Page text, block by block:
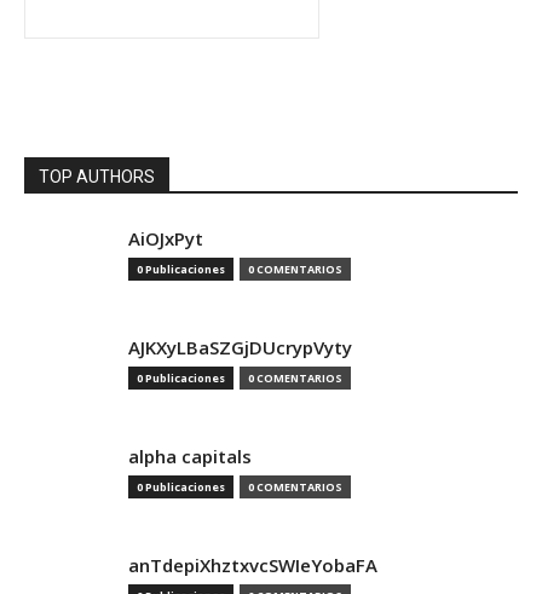
TOP AUTHORS
AiOJxPyt
0 Publicaciones 0 COMENTARIOS
AJKXyLBaSZGjDUcrypVyty
0 Publicaciones 0 COMENTARIOS
alpha capitals
0 Publicaciones 0 COMENTARIOS
anTdepiXhztxvcSWIeYobaFA